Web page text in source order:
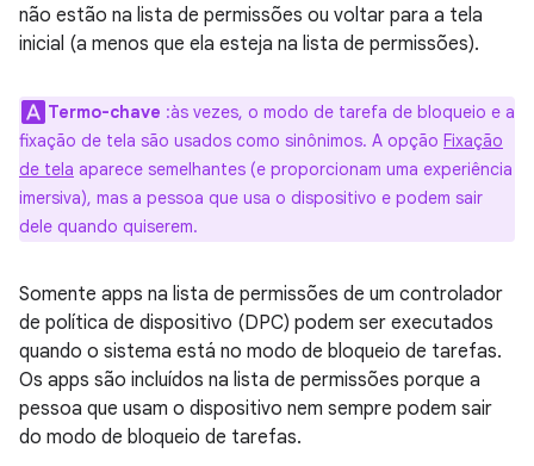
não estão na lista de permissões ou voltar para a tela
inicial (a menos que ela esteja na lista de permissões).
Termo-chave :às vezes, o modo de tarefa de bloqueio e a
fixação de tela são usados como sinônimos. A opção Fixação
de tela aparece semelhantes (e proporcionam uma experiência
imersiva), mas a pessoa que usa o dispositivo e podem sair
dele quando quiserem.
Somente apps na lista de permissões de um controlador
de política de dispositivo (DPC) podem ser executados
quando o sistema está no modo de bloqueio de tarefas.
Os apps são incluídos na lista de permissões porque a
pessoa que usam o dispositivo nem sempre podem sair
do modo de bloqueio de tarefas.